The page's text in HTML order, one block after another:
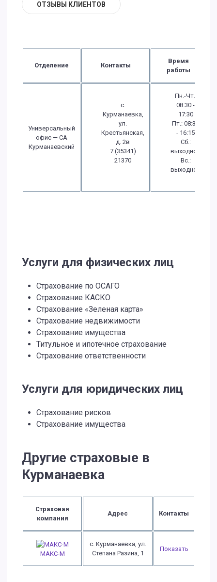
ОТЗЫВЫ КЛИЕНТОВ
Отделение Контакты
Время
работы
Универсальный
офис — СА
Курманаевский
с.
Курманаевка,
ул.
Крестьянская,
д. 2в
7 (35341)
21370
Пн.-Чт.:
08:30 -
17:30
Пт.: 08:30
- 16:15
Сб.:
выходной
Вс.:
выходной
Услуги для физических лиц
Страхование по ОСАГО
Страхование КАСКО
Страхование «Зеленая карта»
Страхование недвижимости
Страхование имущества
Титульное и ипотечное страхование
Страхование ответственности
Услуги для юридических лиц
Страхование рисков
Страхование имущества
Другие страховые в
Курманаевка
Страховая
компания
Адрес Контакты
МАКС-М
с. Курманаевка, ул.
Степана Разина, 1
Показать